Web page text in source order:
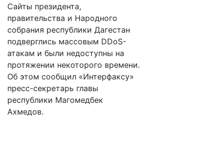
Сайты президента,
правительства и Народного
собрания республики Дагестан
подверглись массовым DDoS-
атакам и были недоступны на
протяжении некоторого времени.
Об этом сообщил «Интерфаксу»
пресс-секретарь главы
республики Магомедбек
Ахмедов.